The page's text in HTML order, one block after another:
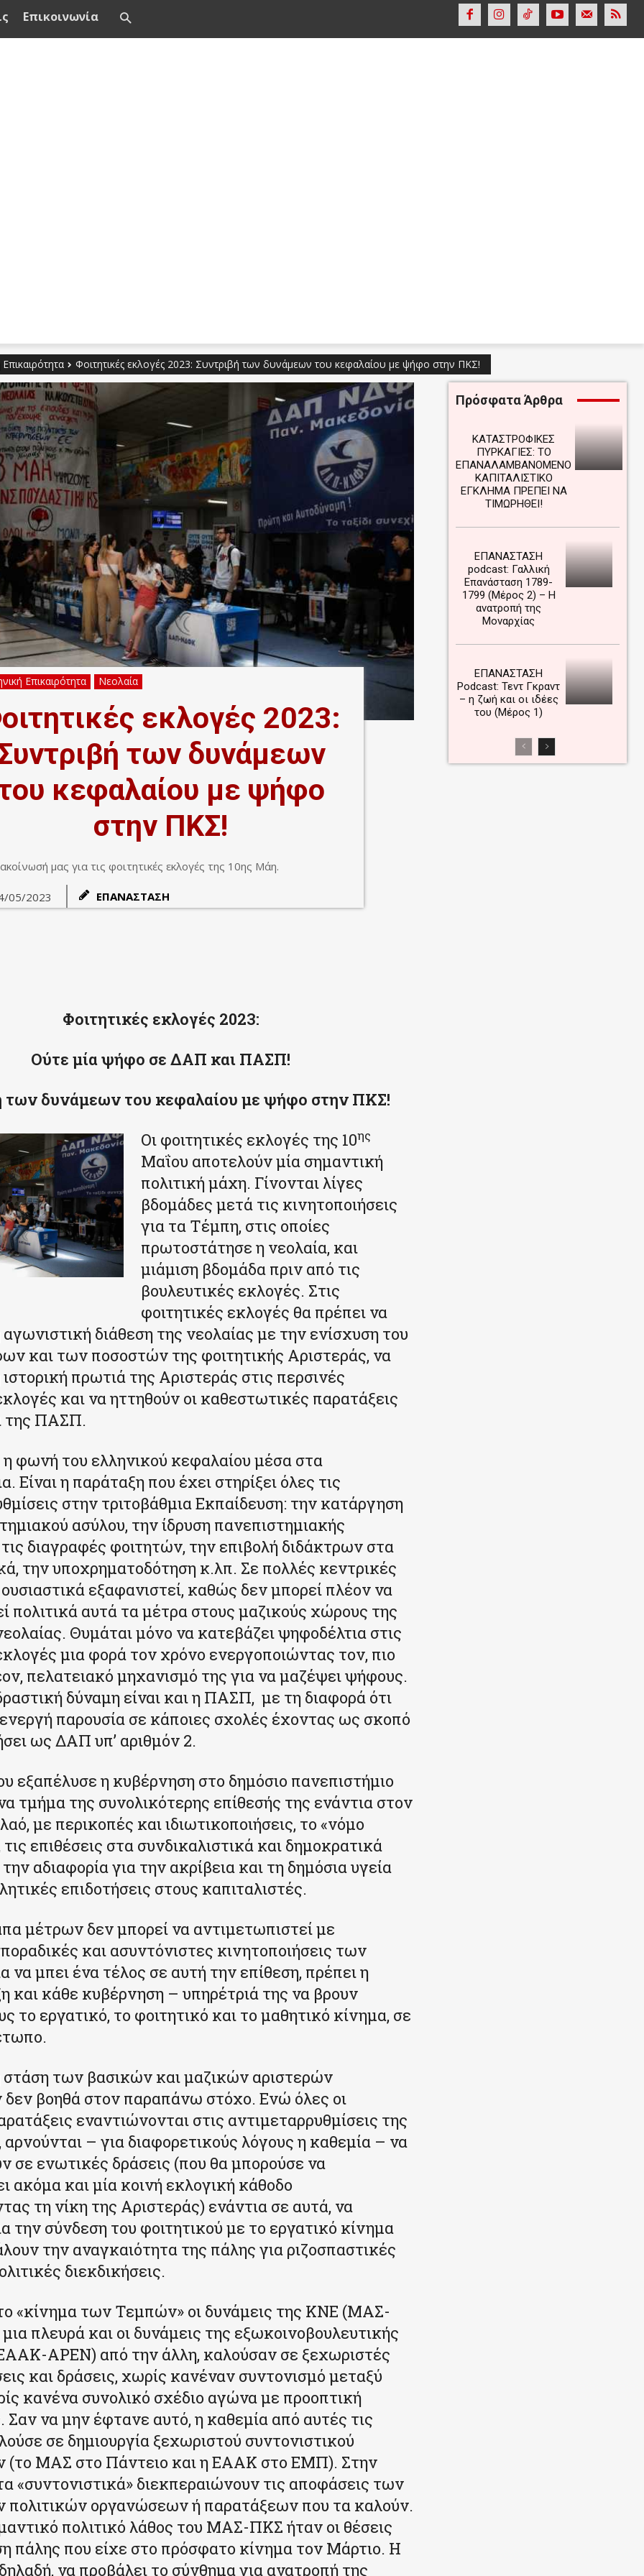
Επικοινωνία
Φοιτητικές εκλογές 2023: Συντριβή των δυνάμεων του κεφαλαίου με ψήφο στην ΠΚΣ!
Επικαιρότητα Νεολαία
εκλογές 2023:
των δυνάμεων
κεφαλαίου με ψήφο
στην ΠΚΣ!
μας για τις φοιτητικές εκλογές της 10ης Μάη.
05/2023 ΕΠΑΝΑΣΤΑΣΗ
Φοιτητικές εκλογές 2023:
Ούτε μία ψήφο σε ΔΑΠ και ΠΑΣΠ!
των δυνάμεων του κεφαλαίου με ψήφο στην ΠΚΣ!
Οι φοιτητικές εκλογές της 10ης
Μαΐου αποτελούν μία σημαντική
πολιτική μάχη. Γίνονται λίγες
βδομάδες μετά τις κινητοποιήσεις
για τα Τέμπη, στις οποίες
πρωτοστάτησε η νεολαία, και
μιάμιση βδομάδα πριν από τις
βουλευτικές εκλογές. Στις
φοιτητικές εκλογές θα πρέπει να
διάθεση της νεολαίας με την ενίσχυση του
και των ποσοστών της φοιτητικής Αριστεράς, να
ιστορική πρωτιά της Αριστεράς στις περσινές
και να ηττηθούν οι καθεστωτικές παρατάξεις
της ΠΑΣΠ.
φωνή του ελληνικού κεφαλαίου μέσα στα
Είναι η παράταξη που έχει στηρίξει όλες τις
στην τριτοβάθμια Εκπαίδευση: την κατάργηση
ασύλου, την ίδρυση πανεπιστημιακής
διαγραφές φοιτητών, την επιβολή διδάκτρων στα
την υποχρηματοδότηση κ.λπ. Σε πολλές κεντρικές
εξαφανιστεί, καθώς δεν μπορεί πλέον να
πολιτικά αυτά τα μέτρα στους μαζικούς χώρους της
Θυμάται μόνο να κατεβάζει ψηφοδέλτια στις
μια φορά τον χρόνο ενεργοποιώντας τον, πιο
πελατειακό μηχανισμό της για να μαζέψει ψήφους.
δύναμη είναι και η ΠΑΣΠ, με τη διαφορά ότι
ενεργή παρουσία σε κάποιες σχολές έχοντας ως σκοπό
ως ΔΑΠ υπ’ αριθμόν 2.
εξαπέλυσε η κυβέρνηση στο δημόσιο πανεπιστήμιο
τμήμα της συνολικότερης επίθεσής της ενάντια στον
με περικοπές και ιδιωτικοποιήσεις, το «νόμο
επιθέσεις στα συνδικαλιστικά και δημοκρατικά
αδιαφορία για την ακρίβεια και τη δημόσια υγεία
επιδοτήσεις στους καπιταλιστές.
μέτρων δεν μπορεί να αντιμετωπιστεί με
και ασυντόνιστες κινητοποιήσεις των
να μπει ένα τέλος σε αυτή την επίθεση, πρέπει η
και κάθε κυβέρνηση – υπηρέτριά της να βρουν
το εργατικό, το φοιτητικό και το μαθητικό κίνημα, σε
των βασικών και μαζικών αριστερών
βοηθά στον παραπάνω στόχο. Ενώ όλες οι
εναντιώνονται στις αντιμεταρρυθμίσεις της
– για διαφορετικούς λόγους η καθεμία – να
σε ενωτικές δράσεις (που θα μπορούσε να
ακόμα και μία κοινή εκλογική κάθοδο
τη νίκη της Αριστεράς) ενάντια σε αυτά, να
την σύνδεση του φοιτητικού με το εργατικό κίνημα
την αναγκαιότητα της πάλης για ριζοσπαστικές
διεκδικήσεις.
«κίνημα των Τεμπών» οι δυνάμεις της ΚΝΕ (ΜΑΣ-
πλευρά και οι δυνάμεις της εξωκοινοβουλευτικής
ΑΡΕΝ) από την άλλη, καλούσαν σε ξεχωριστές
και δράσεις, χωρίς κανέναν συντονισμό μεταξύ
κανένα συνολικό σχέδιο αγώνα με προοπτική
να μην έφτανε αυτό, η καθεμία από αυτές τις
σε δημιουργία ξεχωριστού συντονιστικού
(το ΜΑΣ στο Πάντειο και η ΕΑΑΚ στο ΕΜΠ). Στην
«συντονιστικά» διεκπεραιώνουν τις αποφάσεις των
πολιτικών οργανώσεων ή παρατάξεων που τα καλούν.
πολιτικό λάθος του ΜΑΣ-ΠΚΣ ήταν οι θέσεις
πάλης που είχε στο πρόσφατο κίνημα τον Μάρτιο. Η
να προβάλει το σύνθημα για ανατροπή της
Πρόσφατα Άρθρα
ΚΑΤΑΣΤΡΟΦΙΚΕΣ
ΠΥΡΚΑΓΙΕΣ: ΤΟ
ΕΠΑΝΑΛΑΜΒΑΝΟΜΕΝΟ
ΚΑΠΙΤΑΛΙΣΤΙΚΟ
ΕΓΚΛΗΜΑ ΠΡΕΠΕΙ ΝΑ
ΤΙΜΩΡΗΘΕΙ!
ΕΠΑΝΑΣΤΑΣΗ
podcast: Γαλλική
Επανάσταση 1789-
1799 (Μέρος 2) – Η
ανατροπή της
Μοναρχίας
ΕΠΑΝΑΣΤΑΣΗ
Podcast: Τεντ Γκραντ
– η ζωή και οι ιδέες
του (Μέρος 1)